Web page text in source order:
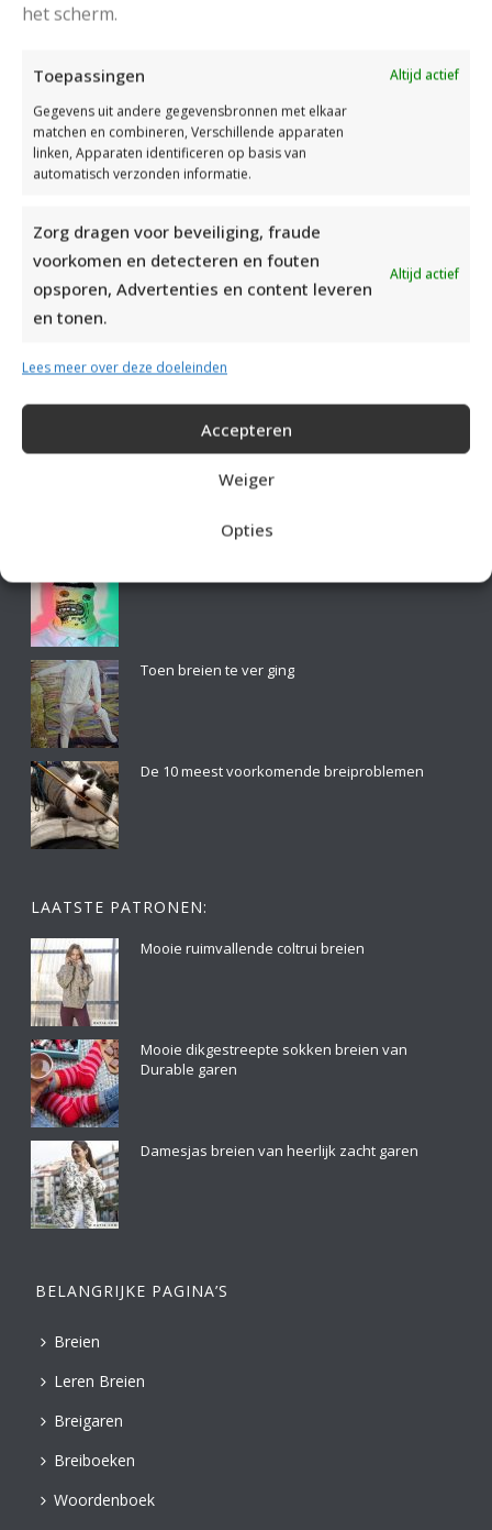
het scherm.
Toepassingen
Altijd actief
Gegevens uit andere gegevensbronnen met elkaar
matchen en combineren, Verschillende apparaten
linken, Apparaten identificeren op basis van
automatisch verzonden informatie.
Zorg dragen voor beveiliging, fraude
voorkomen en detecteren en fouten
opsporen, Advertenties en content leveren
en tonen.
Altijd actief
Lees meer over deze doeleinden
Accepteren
Weiger
Opties
Toen breien te ver ging
De 10 meest voorkomende breiproblemen
LAATSTE PATRONEN:
Mooie ruimvallende coltrui breien
Mooie dikgestreepte sokken breien van
Durable garen
Damesjas breien van heerlijk zacht garen
BELANGRIJKE PAGINA’S
Breien
Leren Breien
Breigaren
Breiboeken
Woordenboek